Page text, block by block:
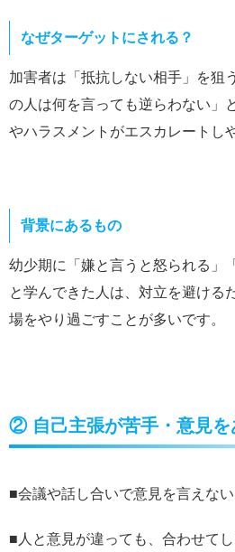
なぜターゲットにされる？
加害者は「抵抗しない相手」を狙
の人は何を言っても逆らわない」
やハラスメントがエスカレートし
背景にあるもの
幼少期に「嫌と言うと怒られる」
と学んできた人は、対立を避ける
場をやり過ごすことが多いです。
② 自己主張が苦手・意見を
■会議や話し合いで意見を言えない
■人と意見が違っても、合わせてし